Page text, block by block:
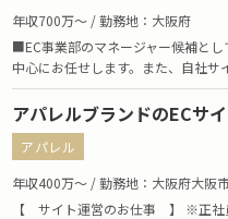
年収700万〜 / 勤務地：大阪府
■EC事業部のマネージャー候補と
中心にお任せします。また、自社
アパレルブランドのECサ
アパレル
年収400万〜 / 勤務地：大阪府大阪
【 サイト運営のお仕事 】 ※正社